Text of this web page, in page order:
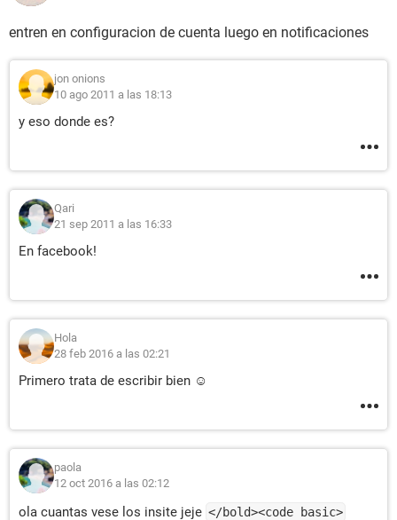
entren en configuracion de cuenta luego en notificaciones
jon onions
10 ago 2011 a las 18:13
y eso donde es?
Qari
21 sep 2011 a las 16:33
En facebook!
Hola
28 feb 2016 a las 02:21
Primero trata de escribir bien ☺
paola
12 oct 2016 a las 02:12
ola cuantas vese los insite jeje </bold><code basic>